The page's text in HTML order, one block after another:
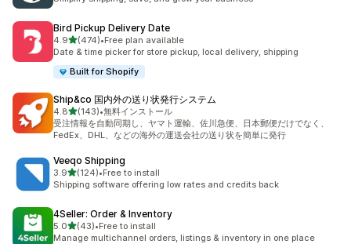
Bird Pickup Delivery Date
4.95つ星中
(474)
合計レビュー数：474件
•Free plan available
Date & time picker for store pickup, local delivery, shipping
Built for Shopify
Ship&co 国内外の送り状発行システム
4.85つ星中
(143)
合計レビュー数：143件
•無料インストール
受注情報を自動同期し、ヤマト運輸、佐川急便、日本郵便だけでなく、
FedEx、DHL、などの海外の運送会社の送り状を簡単に発行
Veeqo Shipping
3.95つ星中
(124)
合計レビュー数：124件
•Free to install
Shipping software offering low rates and credits back
4Seller: Order & Inventory
5.05つ星中
(43)
合計レビュー数：43件
•Free to install
Manage multichannel orders, listings & inventory in one place